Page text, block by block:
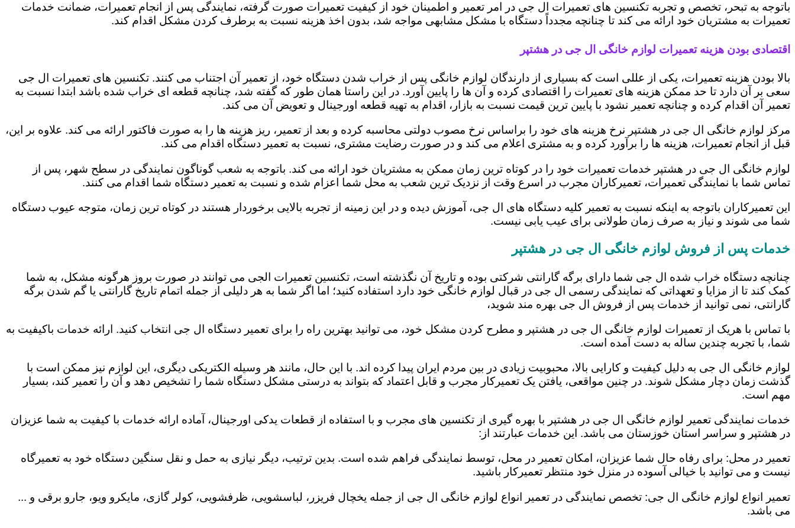
باتوجه به تبحر، تخصص و تجربه تکنسین های تعمیرات ال جی در امر تعمیر و اطمینان خود از کیفیت تعمیرات صورت گرفته، نمایندگی پس از انجام تعمیرات، ضمانت خدمات
تعمیرات به مشتریان خود ارائه می کند تا چنانچه مجدداً دستگاه با مشکل مشابهی مواجه شد، بدون اخذ هزینه نسبت به برطرف کردن مشکل اقدام کند.
اقتصادی بودن هزینه تعمیرات لوازم خانگی ال جی در هشتپر
بالا بودن هزینه تعمیرات، یکی از عللی است که بسیاری از دارندگان لوازم خانگی پس از خراب شدن دستگاه خود، از تعمیر آن اجتناب می کنند. تکنسین های تعمیرات ال جی
سعی بر آن دارد تا حد ممکن هزینه های تعمیرات را اقتصادی کرده و آن ها را پایین آورد. در این راستا همان طور که گفته شد، چنانچه قطعه ای خراب شده باشد ابتدا نسبت به
تعمیر آن اقدام کرده و چنانچه تعمیر نشود با پایین ترین قیمت نسبت به بازار، اقدام به تهیه قطعه اورجینال و تعویض آن می کند.
مرکز لوازم خانگی ال جی در هشتپر نرخ هزینه های خود را براساس نرخ مصوب دولتی محاسبه کرده و بعد از تعمیر، ریز هزینه ها را به صورت فاکتور ارائه می کند. علاوه بر این،
قبل از انجام تعمیرات، هزینه ها را برآورد کرده و به مشتری اعلام می کند و در صورت رضایت مشتری، نسبت به تعمیر دستگاه اقدام می کند.
لوازم خانگی ال جی در هشتپر خدمات تعمیرات خود را در کوتاه ترین زمان ممکن به مشتریان خود ارائه می کند. باتوجه به شعب گوناگون نمایندگی در سطح شهر، پس از
تماس شما با نمایندگی تعمیرات، تعمیرکاران مجرب در اسرع وقت از نزدیک ترین شعب به محل شما اعزام شده و نسبت به تعمیر دستگاه شما اقدام می کنند.
این تعمیرکاران باتوجه به اینکه نسبت به تعمیر کلیه دستگاه های ال جی، آموزش دیده و در این زمینه از تجربه بالایی برخوردار هستند در کوتاه ترین زمان، متوجه عیوب دستگاه
شما می شوند و نیاز به صرف زمان طولانی برای عیب یابی نیست.
خدمات پس از فروش لوازم خانگی ال جی در هشتپر
چنانچه دستگاه خراب شده ال جی شما دارای برگه گارانتی شرکتی بوده و تاریخ آن نگذشته است، تکنسین تعمیرات الجی می توانند در صورت بروز هرگونه مشکل، به شما
کمک کند تا از مزایا و تعهداتی که نمایندگی رسمی ال جی در قبال لوازم خانگی خود دارد استفاده کنید؛ اما اگر شما به هر دلیلی از جمله اتمام تاریخ گارانتی یا گم شدن برگه
گارانتی، نمی توانید از خدمات پس از فروش ال جی بهره مند شوید،
با تماس با هریک از تعمیرات لوازم خانگی ال جی در هشتپر و مطرح کردن مشکل خود، می توانید بهترین راه را برای تعمیر دستگاه ال جی انتخاب کنید. ارائه خدمات باکیفیت به
شما، با تجربه چندین ساله به دست آمده است.
لوازم خانگی ال جی به دلیل کیفیت و کارایی بالا، محبوبیت زیادی در بین مردم ایران پیدا کرده اند. با این حال، مانند هر وسیله الکتریکی دیگری، این لوازم نیز ممکن است با
گذشت زمان دچار مشکل شوند. در چنین مواقعی، یافتن یک تعمیرکار مجرب و قابل اعتماد که بتواند به درستی مشکل دستگاه شما را تشخیص دهد و آن را تعمیر کند، بسیار
مهم است.
خدمات نمایندگی تعمیر لوازم خانگی ال جی در هشتپر با بهره گیری از تکنسین های مجرب و با استفاده از قطعات یدکی اورجینال، آماده ارائه خدمات با کیفیت به شما عزیزان
در هشتپر و سراسر استان خوزستان می باشد. این خدمات عبارتند از:
تعمیر در محل: برای رفاه حال شما عزیزان، امکان تعمیر در محل، توسط نمایندگی فراهم شده است. بدین ترتیب، دیگر نیازی به حمل و نقل سنگین دستگاه خود به تعمیرگاه
نیست و می توانید با خیالی آسوده در منزل خود منتظر تعمیرکار باشید.
تعمیر انواع لوازم خانگی ال جی: تخصص نمایندگی در تعمیر انواع لوازم خانگی ال جی از جمله یخچال فریزر، لباسشویی، ظرفشویی، کولر گازی، مایکرو ویو، جارو برقی و ...
می باشد.